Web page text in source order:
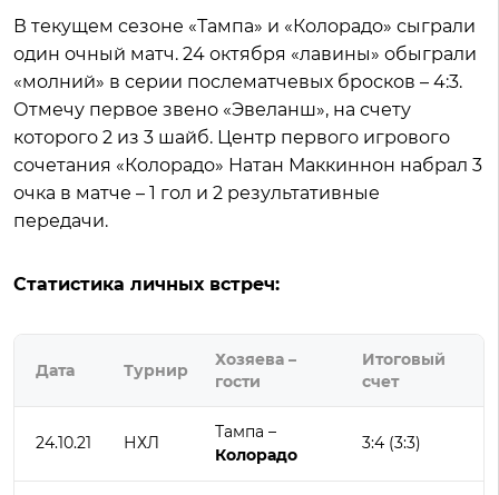
В текущем сезоне «Тампа» и «Колорадо» сыграли
один очный матч. 24 октября «лавины» обыграли
«молний» в серии послематчевых бросков – 4:3.
Отмечу первое звено «Эвеланш», на счету
которого 2 из 3 шайб. Центр первого игрового
сочетания «Колорадо» Натан Маккиннон набрал 3
очка в матче – 1 гол и 2 результативные
передачи.
Статистика личных встреч:
Дата Турнир
Хозяева –
гости
Итоговый
счет
24.10.21 НХЛ
Тампа –
Колорадо
3:4 (3:3)